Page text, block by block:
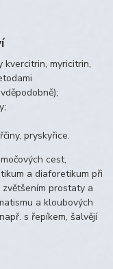
myricitrin,
pryskyřice.
cest,
a diaforetikum při
prostaty a
a kloubových
s řepíkem, šalvějí